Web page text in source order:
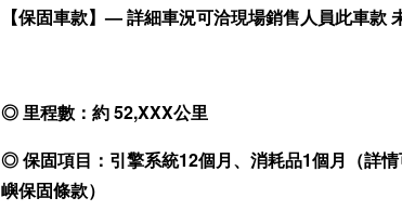
【保固車款】— 詳細車況可洽現場銷售人員此車款
◎ 里程數：約 52,XXX公里
◎ 保固項目：引擎系統12個月、消耗品1個月（詳
嶼保固條款）